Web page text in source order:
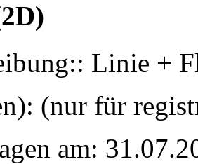
Linie +
(nur für
am: